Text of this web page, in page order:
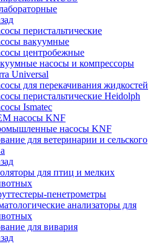
перистальтические
вакуумные
центробежные
насосы и компрессоры
Universal
для перекачивания жидкостей
перистальтические Heidolph
Ismatec
насосы KNF
насосы KNF
для ветеринарии и сельского
для птиц и мелких
пенетрометры
анализаторы для
для вивария